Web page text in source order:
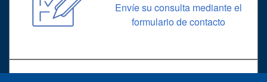
Envíe su consulta mediante el
formulario de contacto